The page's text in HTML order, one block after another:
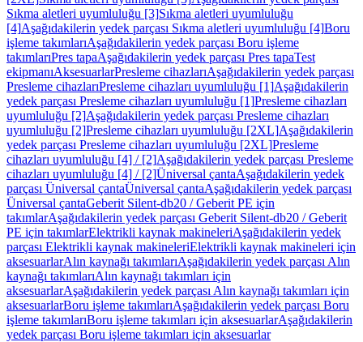
Sıkma aletleri uyumluluğu [3]Sıkma aletleri uyumluluğu
[4]Aşağıdakilerin yedek parçası Sıkma aletleri uyumluluğu [4]Boru
işleme takımlarıAşağıdakilerin yedek parçası Boru işleme
takımlarıPres tapaAşağıdakilerin yedek parçası Pres tapaTest
ekipmanıAksesuarlarPresleme cihazlarıAşağıdakilerin yedek parçası
Presleme cihazlarıPresleme cihazları uyumluluğu [1]Aşağıdakilerin
yedek parçası Presleme cihazları uyumluluğu [1]Presleme cihazları
uyumluluğu [2]Aşağıdakilerin yedek parçası Presleme cihazları
uyumluluğu [2]Presleme cihazları uyumluluğu [2XL]Aşağıdakilerin
yedek parçası Presleme cihazları uyumluluğu [2XL]Presleme
cihazları uyumluluğu [4] / [2]Aşağıdakilerin yedek parçası Presleme
cihazları uyumluluğu [4] / [2]Üniversal çantaAşağıdakilerin yedek
parçası Üniversal çantaÜniversal çantaAşağıdakilerin yedek parçası
Üniversal çantaGeberit Silent-db20 / Geberit PE için
takımlarAşağıdakilerin yedek parçası Geberit Silent-db20 / Geberit
PE için takımlarElektrikli kaynak makineleriAşağıdakilerin yedek
parçası Elektrikli kaynak makineleriElektrikli kaynak makineleri için
aksesuarlarAlın kaynağı takımlarıAşağıdakilerin yedek parçası Alın
kaynağı takımlarıAlın kaynağı takımları için
aksesuarlarAşağıdakilerin yedek parçası Alın kaynağı takımları için
aksesuarlarBoru işleme takımlarıAşağıdakilerin yedek parçası Boru
işleme takımlarıBoru işleme takımları için aksesuarlarAşağıdakilerin
yedek parçası Boru işleme takımları için aksesuarlar